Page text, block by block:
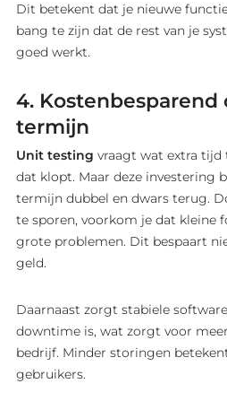
Dit betekent dat je nieuwe
bang te zijn dat de rest van je
goed werkt.
4. Kostenbesparend
termijn
Unit testing vraagt wat extra tijd
dat klopt. Maar deze investering
termijn dubbel en dwars terug.
te sporen, voorkom je dat kleine
grote problemen. Dit bespaart
geld.
Daarnaast zorgt stabiele
downtime is, wat zorgt voor
bedrijf. Minder storingen
gebruikers.